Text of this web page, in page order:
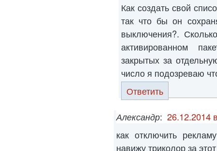
Как создать свой
так что бы он
выключения?.
активированном
закрытых за
число я подозреваю
Ответить
Александр: 26.12.2014
как отключить
навижу триколор за